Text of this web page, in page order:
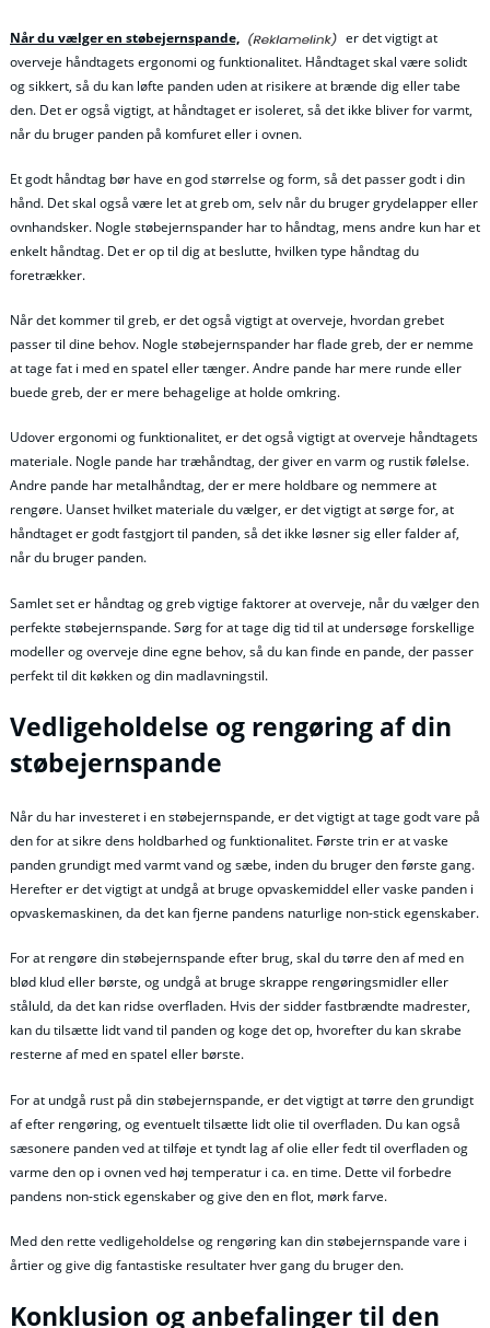
Når du vælger en støbejernspande,
er det vigtigt at
overveje håndtagets ergonomi og funktionalitet. Håndtaget skal være solidt
og sikkert, så du kan løfte panden uden at risikere at brænde dig eller tabe
den. Det er også vigtigt, at håndtaget er isoleret, så det ikke bliver for varmt,
når du bruger panden på komfuret eller i ovnen.
Et godt håndtag bør have en god størrelse og form, så det passer godt i din
hånd. Det skal også være let at greb om, selv når du bruger grydelapper eller
ovnhandsker. Nogle støbejernspander har to håndtag, mens andre kun har et
enkelt håndtag. Det er op til dig at beslutte, hvilken type håndtag du
foretrækker.
Når det kommer til greb, er det også vigtigt at overveje, hvordan grebet
passer til dine behov. Nogle støbejernspander har flade greb, der er nemme
at tage fat i med en spatel eller tænger. Andre pande har mere runde eller
buede greb, der er mere behagelige at holde omkring.
Udover ergonomi og funktionalitet, er det også vigtigt at overveje håndtagets
materiale. Nogle pande har træhåndtag, der giver en varm og rustik følelse.
Andre pande har metalhåndtag, der er mere holdbare og nemmere at
rengøre. Uanset hvilket materiale du vælger, er det vigtigt at sørge for, at
håndtaget er godt fastgjort til panden, så det ikke løsner sig eller falder af,
når du bruger panden.
Samlet set er håndtag og greb vigtige faktorer at overveje, når du vælger den
perfekte støbejernspande. Sørg for at tage dig tid til at undersøge forskellige
modeller og overveje dine egne behov, så du kan finde en pande, der passer
perfekt til dit køkken og din madlavningstil.
Vedligeholdelse og rengøring af din
støbejernspande
Når du har investeret i en støbejernspande, er det vigtigt at tage godt vare på
den for at sikre dens holdbarhed og funktionalitet. Første trin er at vaske
panden grundigt med varmt vand og sæbe, inden du bruger den første gang.
Herefter er det vigtigt at undgå at bruge opvaskemiddel eller vaske panden i
opvaskemaskinen, da det kan fjerne pandens naturlige non-stick egenskaber.
For at rengøre din støbejernspande efter brug, skal du tørre den af med en
blød klud eller børste, og undgå at bruge skrappe rengøringsmidler eller
ståluld, da det kan ridse overfladen. Hvis der sidder fastbrændte madrester,
kan du tilsætte lidt vand til panden og koge det op, hvorefter du kan skrabe
resterne af med en spatel eller børste.
For at undgå rust på din støbejernspande, er det vigtigt at tørre den grundigt
af efter rengøring, og eventuelt tilsætte lidt olie til overfladen. Du kan også
sæsonere panden ved at tilføje et tyndt lag af olie eller fedt til overfladen og
varme den op i ovnen ved høj temperatur i ca. en time. Dette vil forbedre
pandens non-stick egenskaber og give den en flot, mørk farve.
Med den rette vedligeholdelse og rengøring kan din støbejernspande vare i
årtier og give dig fantastiske resultater hver gang du bruger den.
Konklusion og anbefalinger til den